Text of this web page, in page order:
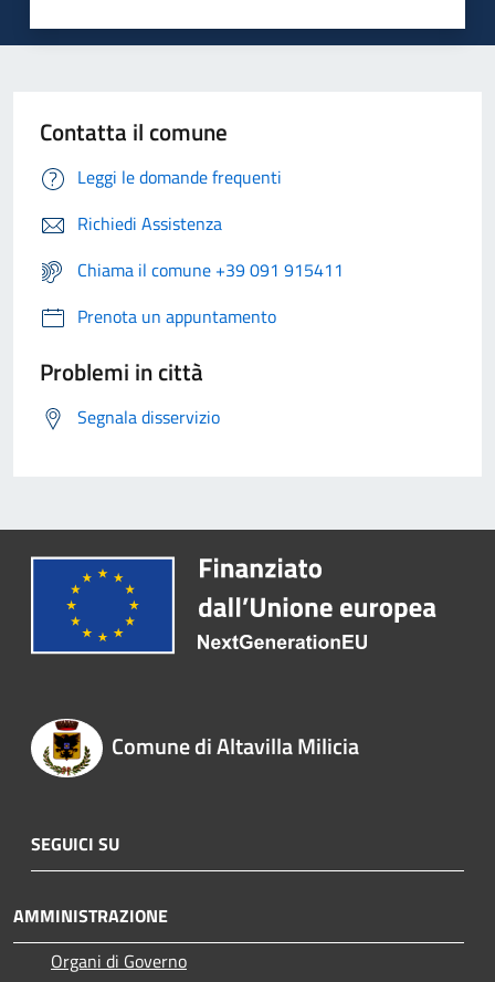
Contatta il comune
Leggi le domande frequenti
Richiedi Assistenza
Chiama il comune +39 091 915411
Prenota un appuntamento
Problemi in città
Segnala disservizio
Comune di Altavilla Milicia
SEGUICI SU
AMMINISTRAZIONE
Organi di Governo